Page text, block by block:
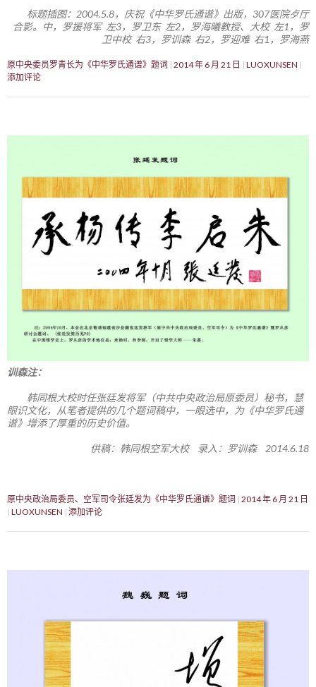
标题插图：2004.5.8，庆祝《中华罗氏通谱》出版，307医院歺厅
合影。中，罗援将军 左3，罗卫东 左2，罗海曦教授、大校 左1，罗
卫中校 右3，罗训森 右2，罗迎难 右1，罗海燕
原中央委员罗青长为《中华罗氏通谱》题词 2014 年 6 月 21 日
LUOXUNSEN
添加评论
训森注：
韩同根大校时任张廷发将军（中共中央政治局原委员）秘书，慧
眼识文化，从笔者提供的几个题词稿中，一眼选中，为《中华罗氏通
谱》增添了厚重的历史价值。
供稿：韩同根空军大校 录入：罗训森 2014.6.18
原中央政治局委员、空军司令张廷发为《中华罗氏通谱》题词 2014 年 6 月 21 日
LUOXUNSEN 添加评论